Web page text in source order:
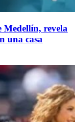
Medellín, revela
una casa